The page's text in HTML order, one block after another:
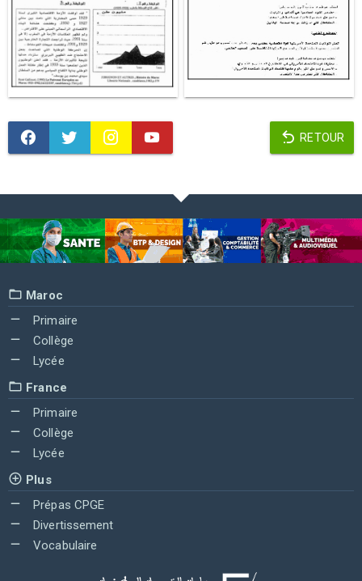
RETOUR
Maroc
Primaire
Collège
Lycée
France
Primaire
Collège
Lycée
Plus
Prépas CPGE
Divertissement
Vocabulaire